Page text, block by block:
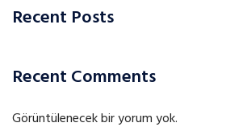
Recent Posts
Recent Comments
Görüntülenecek bir yorum yok.